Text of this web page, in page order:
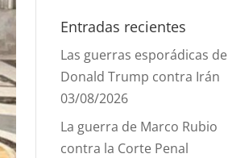
Entradas recientes
Las guerras esporádicas de
Donald Trump contra Irán
03/08/2026
La guerra de Marco Rubio
contra la Corte Penal